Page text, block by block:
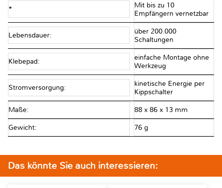
*
Mit bis zu 10
Empfängern vernetzbar
Lebensdauer:
über 200.000
Schaltungen
Klebepad:
einfache Montage ohne
Werkzeug
Stromversorgung:
kinetische Energie per
Kippschalter
Maße: 88 x 86 x 13 mm
Gewicht: 76 g
Das könnte Sie auch interessieren: